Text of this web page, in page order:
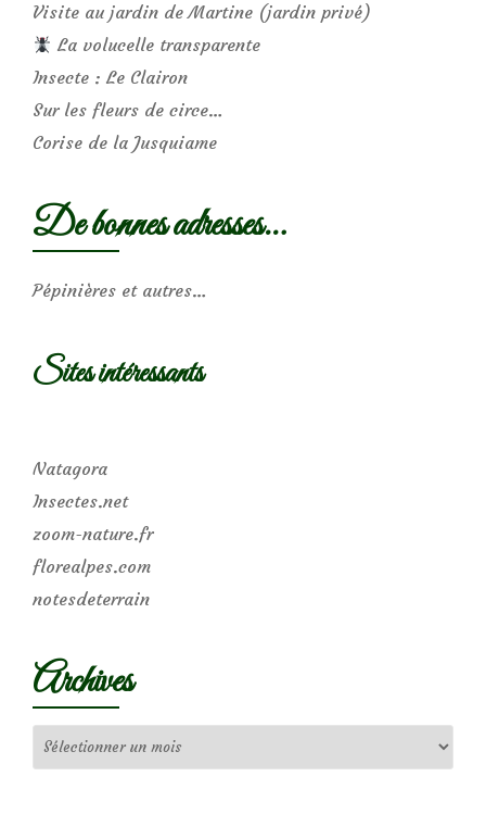
Visite au jardin de Martine (jardin privé)
La volucelle transparente
Insecte : Le Clairon
Sur les fleurs de circe…
Corise de la Jusquiame
De bonnes adresses…
Pépinières et autres…
Sites intéressants
Natagora
Insectes.net
zoom-nature.fr
florealpes.com
notesdeterrain
Archives